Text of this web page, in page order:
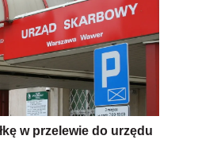
w przelewie do urzędu